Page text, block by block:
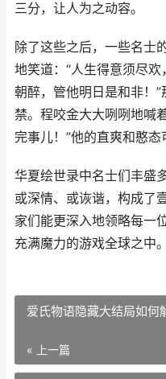
三分，让人为之动容。
除了这些之后，一些名士
地笑道：“人生得意须尽
朝醉，管他明日是和非！
禁。程咬金大大咧咧地喊
完事儿！”他的直爽和憨态
华夏绘世录中名士们丰盛
或深情、或诙谐，构成了
家们能更深入地领略每一
充满魔力的游戏全球之中。
爱氏物语隐藏大结局如何
« 上一篇